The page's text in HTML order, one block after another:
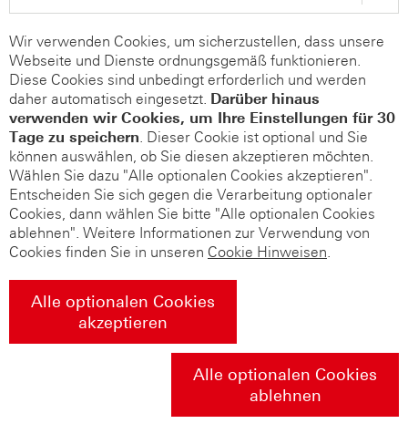
Wir verwenden Cookies, um sicherzustellen, dass unsere
Webseite und Dienste ordnungsgemäß funktionieren.
Diese Cookies sind unbedingt erforderlich und werden
daher automatisch eingesetzt. Darüber hinaus
verwenden wir Cookies, um Ihre Einstellungen für 30
Tage zu speichern. Dieser Cookie ist optional und Sie
können auswählen, ob Sie diesen akzeptieren möchten.
Wählen Sie dazu "Alle optionalen Cookies akzeptieren".
Entscheiden Sie sich gegen die Verarbeitung optionaler
Cookies, dann wählen Sie bitte "Alle optionalen Cookies
ablehnen". Weitere Informationen zur Verwendung von
Cookies finden Sie in unseren Cookie Hinweisen.
Alle optionalen Cookies
akzeptieren
Alle optionalen Cookies
ablehnen